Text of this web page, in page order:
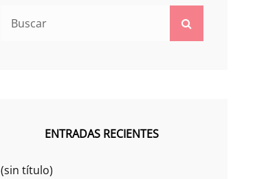
ENTRADAS RECIENTES
(sin título)